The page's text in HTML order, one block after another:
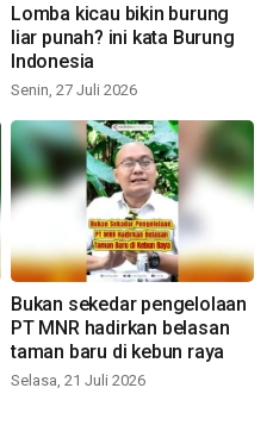
Lomba kicau bikin burung
liar punah? ini kata Burung
Indonesia
Senin, 27 Juli 2026
Bukan sekedar pengelolaan
PT MNR hadirkan belasan
taman baru di kebun raya
Selasa, 21 Juli 2026